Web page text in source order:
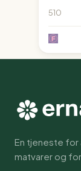
510
En tjeneste for
matvarer og